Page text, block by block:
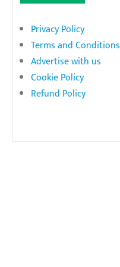
Privacy Policy
Terms and Conditions
Advertise with us
Cookie Policy
Refund Policy